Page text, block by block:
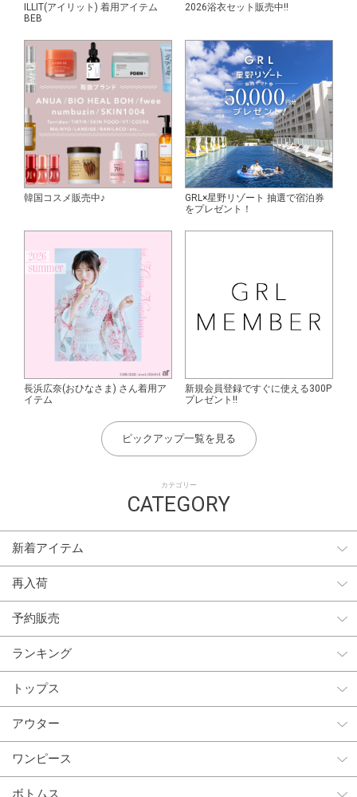
カテゴリー
CATEGORY
新着アイテム
再入荷
予約販売
ランキング
トップス
アウター
ワンピース
ボトムス
ILLIT(アイリット) 着用アイテム
BEB
2026浴衣セット販売中!!
韓国コスメ販売中♪
GRL×星野リゾート 抽選で宿泊券
をプレゼント！
長浜広奈(おひなさま) さん着用ア
イテム
新規会員登録ですぐに使える300P
プレゼント!!
ピックアップ一覧を見る